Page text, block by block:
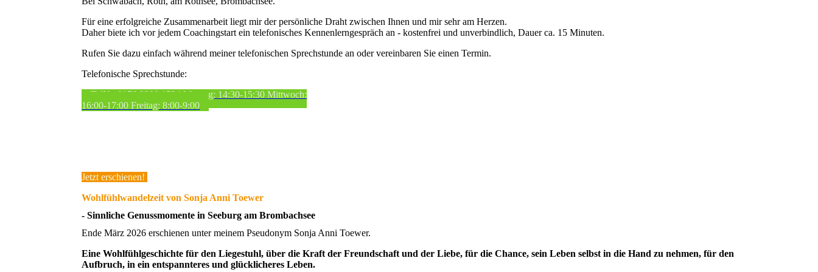
Für eine erfolgreiche Zusammenarbeit liegt mir der persönliche Draht zwischen Ihnen und mir sehr am Herzen.
Daher biete ich vor jedem Coachingstart ein telefonisches Kennenlerngespräch an - kostenfrei und unverbindlich, Dauer ca. 15 Minuten.
Rufen Sie dazu einfach während meiner telefonischen Sprechstunde an oder vereinbaren Sie einen Termin.
Telefonische Sprechstunde:
TelNr. 0176 2288 1534 Montag: 14:30-15:30 Mittwoch:
16:00-17:00 Freitag: 8:00-9:00
Jetzt erschienen!
Wohlfühlwandelzeit von Sonja Anni Toewer
- Sinnliche Genussmomente in Seeburg am Brombachsee
Ende März 2026 erschienen unter meinem Pseudonym Sonja Anni Toewer.
Eine Wohlfühlgeschichte für den Liegestuhl, über die Kraft der Freundschaft und der Liebe, für die Chance, sein Leben selbst in die Hand zu nehmen, für den
Aufbruch, in ein entspannteres und glücklicheres Leben.